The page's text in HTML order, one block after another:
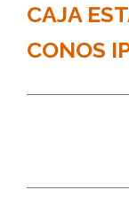
CAJA
CONOS